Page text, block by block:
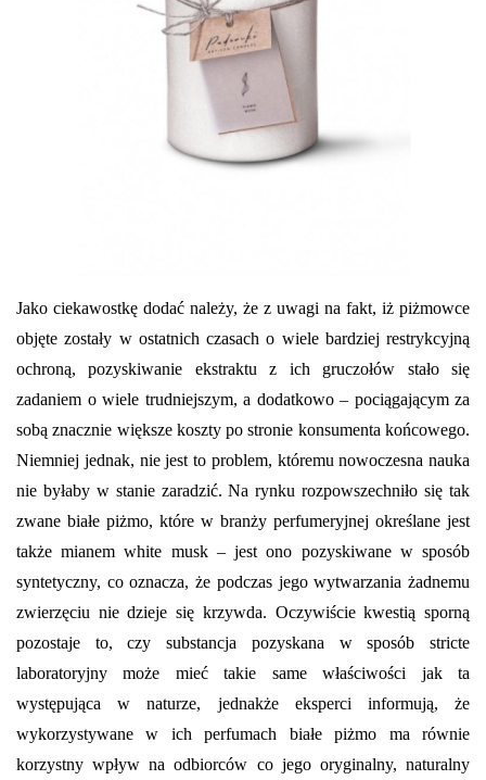
Jako ciekawostkę dodać należy, że z uwagi na fakt, iż piżmowce
objęte zostały w ostatnich czasach o wiele bardziej restrykcyjną
ochroną, pozyskiwanie ekstraktu z ich gruczołów stało się
zadaniem o wiele trudniejszym, a dodatkowo – pociągającym za
sobą znacznie większe koszty po stronie konsumenta końcowego.
Niemniej jednak, nie jest to problem, któremu nowoczesna nauka
nie byłaby w stanie zaradzić. Na rynku rozpowszechniło się tak
zwane białe piżmo, które w branży perfumeryjnej określane jest
także mianem white musk – jest ono pozyskiwane w sposób
syntetyczny, co oznacza, że podczas jego wytwarzania żadnemu
zwierzęciu nie dzieje się krzywda. Oczywiście kwestią sporną
pozostaje to, czy substancja pozyskana w sposób stricte
laboratoryjny może mieć takie same właściwości jak ta
występująca w naturze, jednakże eksperci informują, że
wykorzystywane w ich perfumach białe piżmo ma równie
korzystny wpływ na odbiorców co jego oryginalny, naturalny